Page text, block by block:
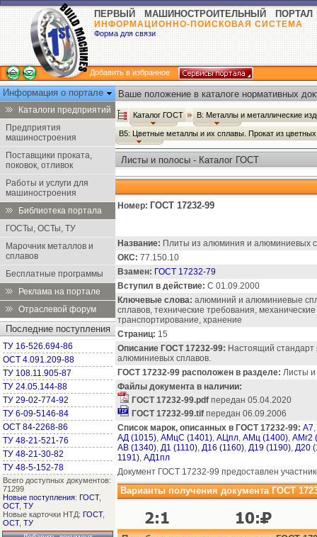
ПЕРВЫЙ МАШИНОСТРОИТЕЛЬНЫЙ ПОРТАЛ
ИНФОРМАЦИОННО-ПОИСКОВАЯ СИСТЕМА
Форма для связи
Добавить в избранное
Информация о портале
Каталоги предприятий
Предприятия
машиностроения
Поставщики проката,
поковок, отливок
Работы и услуги для
машиностроения
Библиотека портала
ГОСТы, ОСТы, ТУ
Марочник металлов и
сплавов
Бесплатные программы
Реклама на портале
Отраслевой форум
Последние поступления
ТУ 16-526.694-86
ОСТ 4.091.209-88
ТУ 108.11.905-87
ТУ 24.05.144-88
ТУ 29-02-774-92
ТУ 6-09-5146-84
ОСТ 84-2268-86
ТУ 48-21-521-76
ТУ 48-21-30-82
ТУ 48-5-152-78
Всего доступных документов:
71299
Новые поступления: ГОСТ,
ОСТ, ТУ
Новые карточки НТД: ГОСТ,
ОСТ, ТУ
Ваше положение в каталоге нормативных
Каталог ГОСТ В: Металлы и металлические
В5: Цветные металлы и их сплавы. Прокат из
Листы и полосы - Каталог ГОСТ
Номер: ГОСТ 17232-99
Название: Плиты из алюминия и алюминиевых
ОКС: 77.150.10
Взамен: ГОСТ 17232-79
Вступил в действие: С 01.09.2000
Ключевые слова: алюминий и алюминиевые
сплавов, технические требования,
транспортирование, хранение
Страниц: 15
Описание ГОСТ 17232-99: Настоящий
алюминиевых сплавов.
ГОСТ 17232-99 расположен в разделе: Листы и
Файлы документа в наличии:
ГОСТ 17232-99.pdf передан 05.04.2020
ГОСТ 17232-99.tif передан 06.09.2006
Список марок, описанных в ГОСТ 17232-99: А7,
АД (1015), АМцС (1401), АЦпл, АМц (1400), АМг2
АВ (1340), Д1 (1110), Д16 (1160), Д19 (1190), Д20
1191), АД1пл
Документ ГОСТ 17232-99 предоставлен
Варианты получения документа ГОСТ